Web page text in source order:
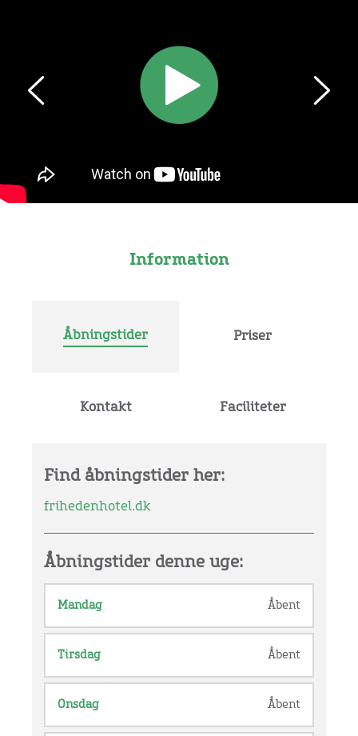
Information
Åbningstider Priser
Kontakt Faciliteter
Find åbningstider her:
frihedenhotel.dk
Åbningstider denne uge:
Mandag Åbent
Tirsdag Åbent
Onsdag Åbent